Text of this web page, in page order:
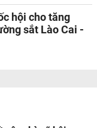
hội cho tăng
sắt Lào Cai -